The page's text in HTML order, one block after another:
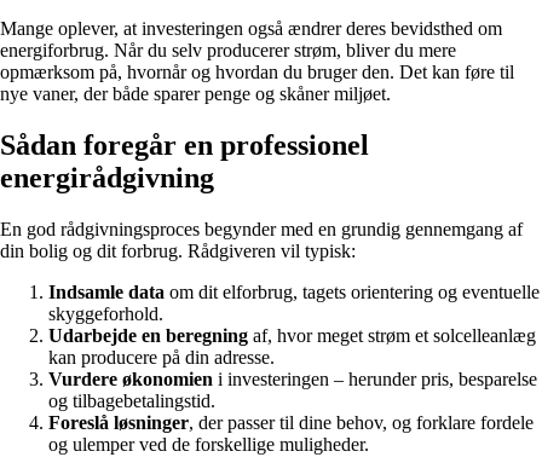
Mange oplever, at investeringen også ændrer deres bevidsthed om
energiforbrug. Når du selv producerer strøm, bliver du mere
opmærksom på, hvornår og hvordan du bruger den. Det kan føre til
nye vaner, der både sparer penge og skåner miljøet.
Sådan foregår en professionel
energirådgivning
En god rådgivningsproces begynder med en grundig gennemgang af
din bolig og dit forbrug. Rådgiveren vil typisk:
Indsamle data om dit elforbrug, tagets orientering og eventuelle
skyggeforhold.
Udarbejde en beregning af, hvor meget strøm et solcelleanlæg
kan producere på din adresse.
Vurdere økonomien i investeringen – herunder pris, besparelse
og tilbagebetalingstid.
Foreslå løsninger, der passer til dine behov, og forklare fordele
og ulemper ved de forskellige muligheder.